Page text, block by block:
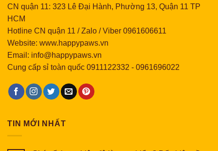
CN quận 11: 323 Lê Đại Hành, Phường 13, Quận 11 TP
HCM
Hotline CN quận 11 / Zalo / Viber 0961606611
Website: www.happypaws.vn
Email: info@happypaws.vn
Cung cấp sỉ toàn quốc 0911122332 - 0961696022
TIN MỚI NHẤT